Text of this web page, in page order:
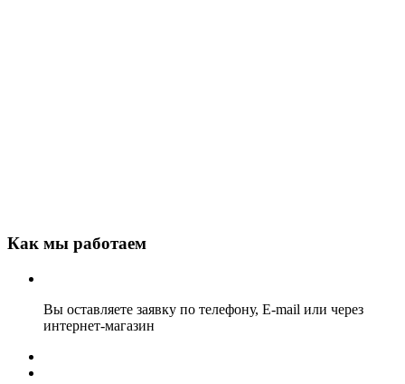
Как мы работаем
Вы оставляете заявку по телефону, E-mail или через
интернет-магазин